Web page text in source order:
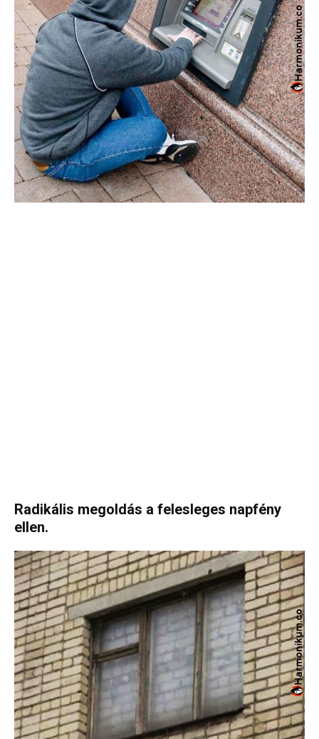
Radikális megoldás a felesleges napfény
ellen.